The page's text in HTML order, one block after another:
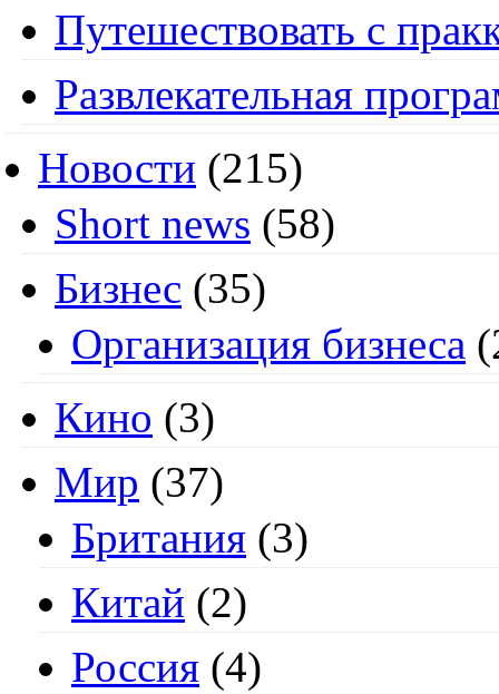
Путешествовать с
Развлекательная
Новости (215)
Short news (58)
Бизнес (35)
Организация бизнеса
Кино (3)
Мир (37)
Британия (3)
Китай (2)
Россия (4)